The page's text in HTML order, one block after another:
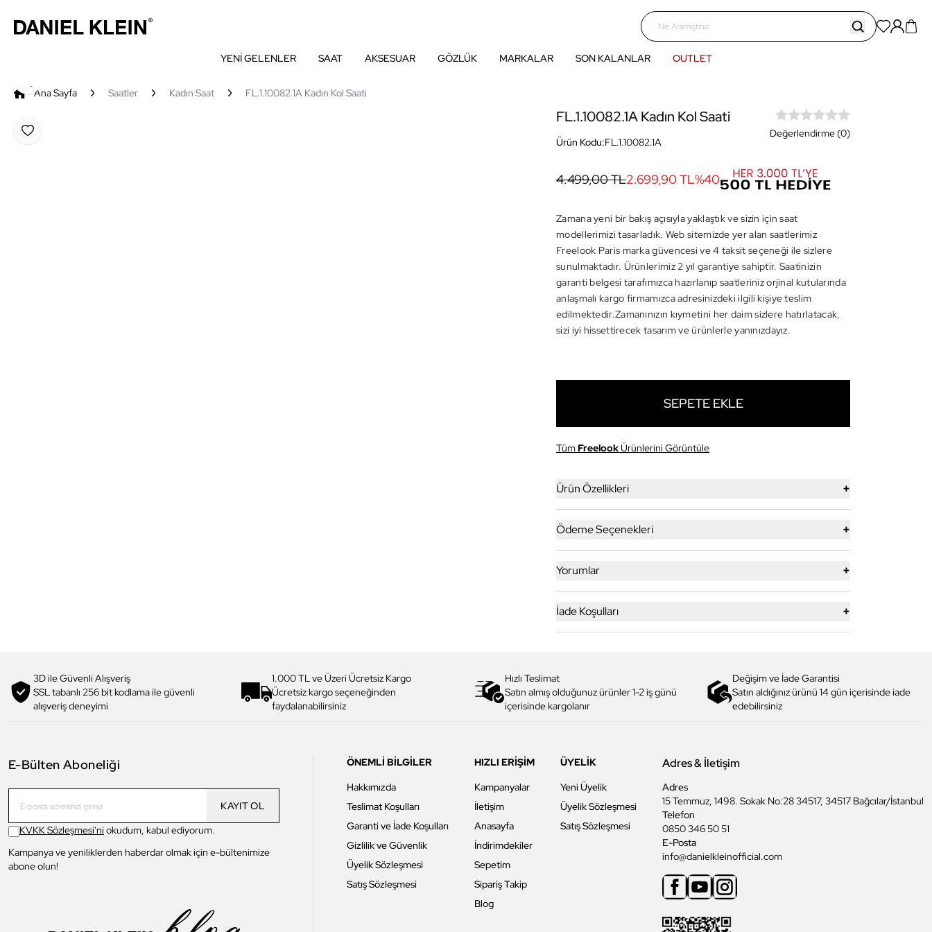
YENİ GELENLER SAAT AKSESUAR GÖZLÜK MARKALAR SON KALANLAR OUTLET
Ana Sayfa Saatler Kadın Saat FL.1.10082.1A Kadın Kol Saati
Favoriye Ekle
Paylaş
FL.1.10082.1A Kadın Kol Saati
Ürün Kodu:FL.1.10082.1A
Değerlendirme (0)
4.499,00 TL2.699,90 TL%40
Zamana yeni bir bakış açısıyla yaklaştık ve sizin için saat
modellerimizi tasarladık. Web sitemizde yer alan saatlerimiz
Freelook Paris marka güvencesi ve 4 taksit seçeneği ile sizlere
sunulmaktadır. Ürünlerimiz 2 yıl garantiye sahiptir. Saatinizin
garanti belgesi tarafımızca hazırlanıp saatleriniz orjinal kutularında
anlaşmalı kargo firmamızca adresinizdeki ilgili kişiye teslim
edilmektedir.Zamanınızın kıymetini her daim sizlere hatırlatacak,
sizi iyi hissettirecek tasarım ve ürünlerle yanınızdayız.
SEPETE EKLE
TümFreelookÜrünlerini Görüntüle
Ürün Özellikleri +
Ödeme Seçenekleri +
Yorumlar +
İade Koşulları +
3D ile Güvenli Alışveriş
SSL tabanlı 256 bit kodlama ile güvenli
alışveriş deneyimi
1.000 TL ve Üzeri Ücretsiz Kargo
Ücretsiz kargo seçeneğinden
faydalanabilirsiniz
Hızlı Teslimat
Satın almış olduğunuz ürünler 1-2 iş günü
içerisinde kargolanır
Değişim ve İade Garantisi
Satın aldığınız ürünü 14 gün içerisinde iade
edebilirsiniz
E-Bülten Aboneliği
KAYIT OL
KVKK Sözleşmesi'ni okudum, kabul ediyorum.
Kampanya ve yeniliklerden haberdar olmak için e-bültenimize
abone olun!
ÖNEMLİ BİLGİLER
Hakkımızda
Teslimat Koşulları
Garanti ve İade Koşulları
Gizlilik ve Güvenlik
Üyelik Sözleşmesi
Satış Sözleşmesi
HIZLI ERİŞİM
Kampanyalar
İletişim
Anasayfa
İndirimdekiler
Sepetim
Sipariş Takip
Blog
ÜYELİK
Yeni Üyelik
Üyelik Sözleşmesi
Satış Sözleşmesi
Adres & İletişim
Adres
15 Temmuz, 1498. Sokak No:28 34517, 34517 Bağcılar/İstanbul
Telefon
0850 346 50 51
E-Posta
info@danielkleinofficial.com
FacebookYoutubeInstagram